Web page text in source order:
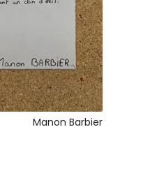
Manon Barbier